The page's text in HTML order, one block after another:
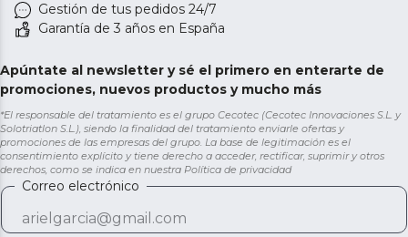
Gestión de tus pedidos 24/7
Garantía de 3 años en España
Apúntate al newsletter y sé el primero en enterarte de
promociones, nuevos productos y mucho más
*El responsable del tratamiento es el grupo Cecotec (Cecotec Innovaciones S.L. y
Solotriatlon S.L.), siendo la finalidad del tratamiento enviarle ofertas y
promociones de las empresas del grupo. La base de legitimación es el
consentimiento explícito y tiene derecho a acceder, rectificar, suprimir y otros
derechos, como se indica en nuestra Política de privacidad
Correo electrónico